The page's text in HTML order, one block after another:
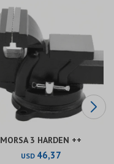
MORSA 3 HARDEN ++
USD 46,37